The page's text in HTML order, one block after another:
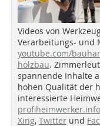
Videos von
Verarbeitungs- und
youtube.com/
holzbau.
spannende Inhalte
hohen Qualität der
interessierte
profiheimwerker.info
Xing, Twitter und